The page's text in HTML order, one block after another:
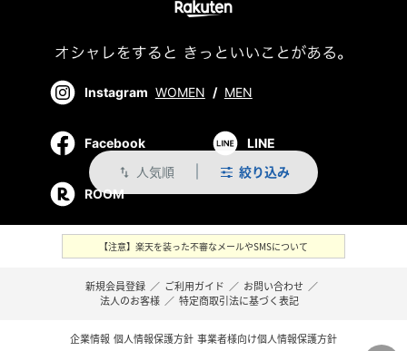
swap_vert 人気順 絞り込み
Instagram WOMEN / MEN
Facebook LINE
ROOM
【注意】楽天を装った不審なメールやSMSについて
新規会員登録 ／ ご利用ガイド ／ お問い合わせ ／
法人のお客様 ／ 特定商取引法に基づく表記
企業情報 個人情報保護方針 事業者様向け個人情報保護方針